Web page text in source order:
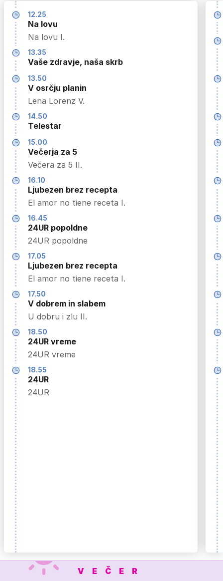
12.25
Na lovu
Na lovu I.
13.35
Vaše zdravje, naša skrb
13.50
V osrčju planin
Lena Lorenz V.
14.50
Telestar
15.00
Večerja za 5
Večera za 5 II.
16.10
Ljubezen brez recepta
El amor no tiene receta I.
16.45
24UR popoldne
24UR popoldne
17.05
Ljubezen brez recepta
El amor no tiene receta I.
17.50
V dobrem in slabem
U dobru i zlu II.
18.50
24UR vreme
24UR vreme
18.55
24UR
24UR
VEČER